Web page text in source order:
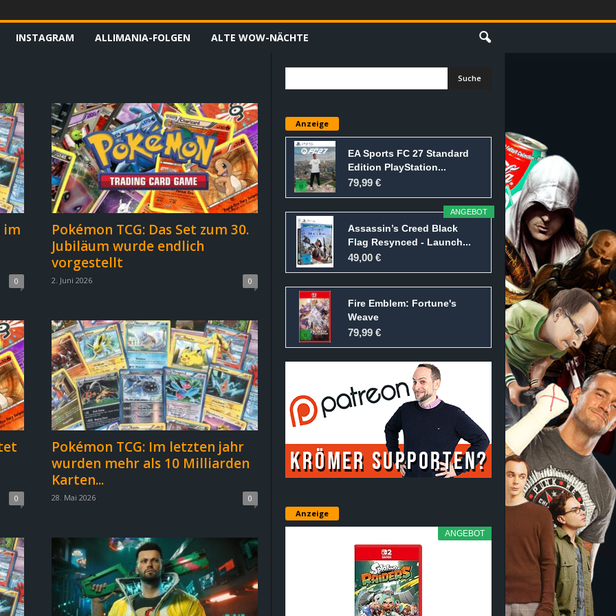
INSTAGRAM ALLIMANIA-FOLGEN ALTE WOW-NÄCHTE
im
0
Pokémon TCG: Das Set zum 30.
Jubiläum wurde endlich
vorgestellt
2. Juni 2026 0
0
Pokémon TCG: Im letzten jahr
wurden mehr als 10 Milliarden
Karten...
28. Mai 2026 0
Anzeige
EA Sports FC 27 Standard
Edition PlayStation...
79,99 €
ANGEBOT
Assassin’s Creed Black
Flag Resynced - Launch...
49,00 €
Fire Emblem: Fortune's
Weave
79,99 €
Anzeige
ANGEBOT